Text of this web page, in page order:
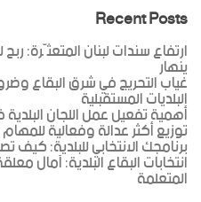
Recent Posts
ارتفاع سندات لبنان المتعثّرة:
ينهار
غياب التحريج في شرق البقاع
البلديات المستقبلية
أهمية تفعيل عمل اللجان
توزيع أكثر عدالة وفعالية
برنامجك الانتخابي للبلدية: كيف
انتخابات البقاع البلدية: آمال
المتعلمة